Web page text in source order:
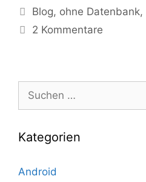
Tags
Blog, ohne Datenbank,
2 Kommentare
nach:
Kategorien
Android